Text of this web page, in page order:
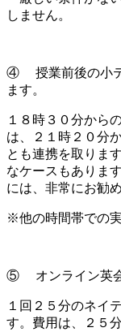
しません。
④ 授業前後の小テ
ます。
１８時３０分から
は、２１時２０分
とも連携を取りま
なケースもありま
には、非常にお勧め
※他の時間帯での
⑤ オンライン英
１回２５分のネイ
す。費用は、２５